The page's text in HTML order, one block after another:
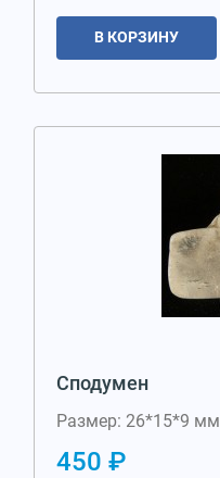
В КОРЗИНУ
Сподумен
Размер: 26*15*9 мм
450 ₽